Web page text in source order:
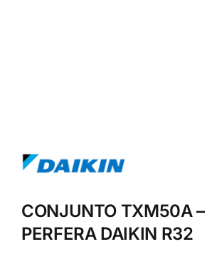
CONJUNTO TXM50A –
PERFERA DAIKIN R32